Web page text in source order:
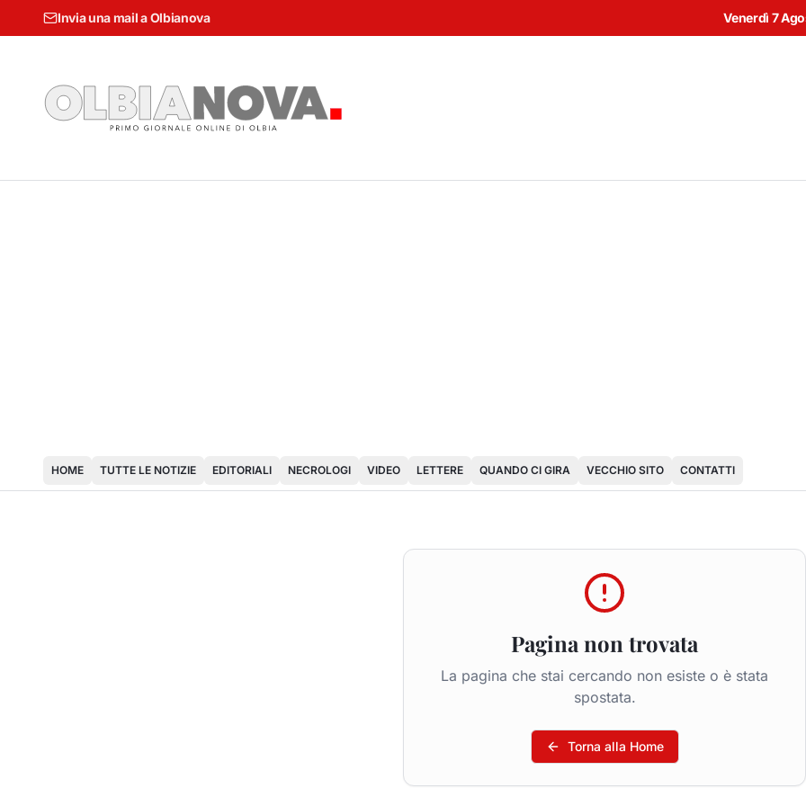
Invia una mail a Olbianova Venerdì 7
HOME TUTTE LE NOTIZIE EDITORIALI NECROLOGI VIDEO LETTERE QUANDO CI GIRA VECCHIO SITO CONTATTI
Pagina non trovata
La pagina che stai cercando non esiste o è stata
spostata.
Torna alla Home